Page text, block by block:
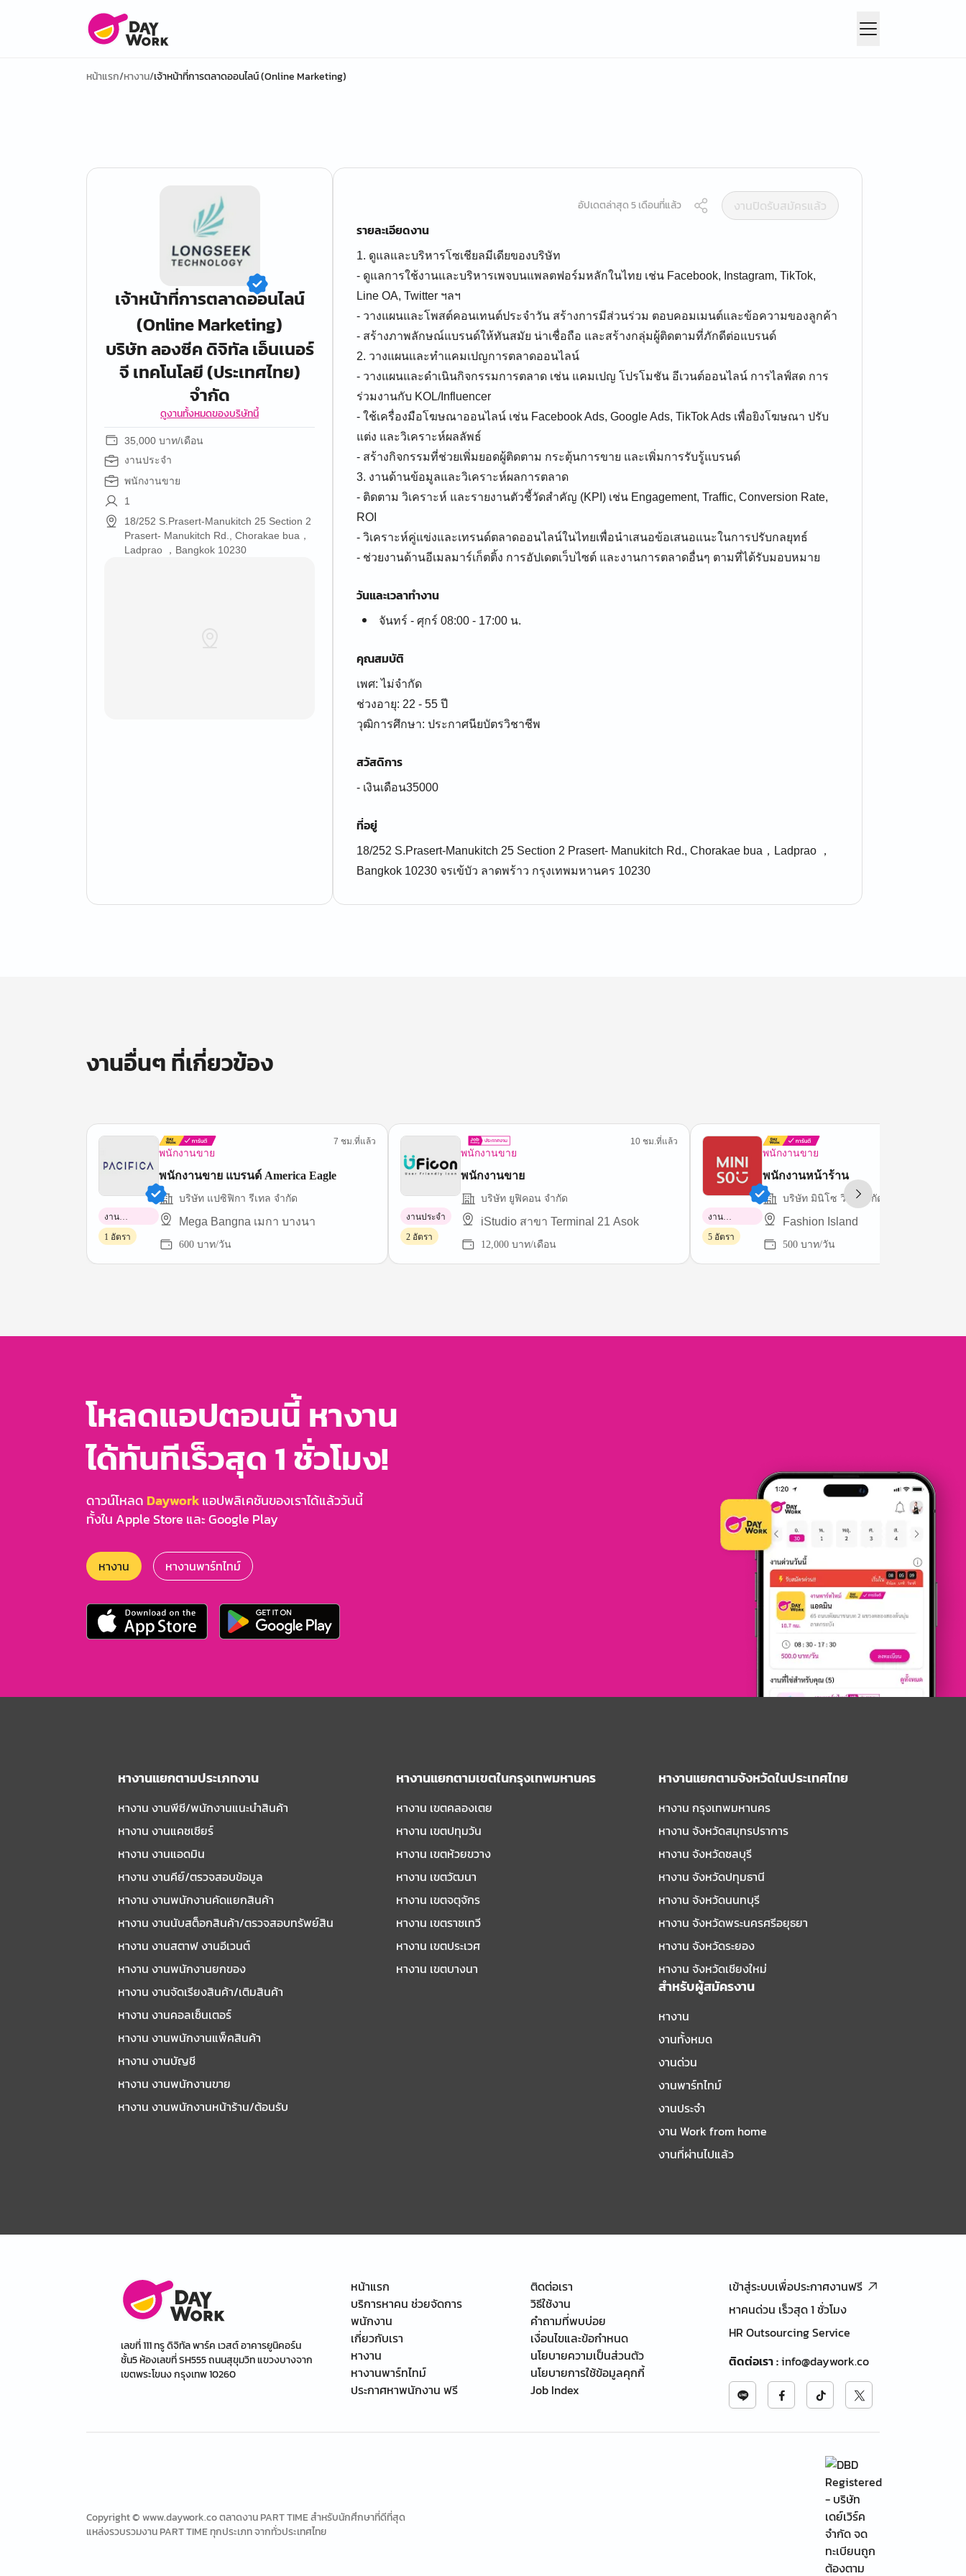
หน้าแรก/หางาน/เจ้าหน้าที่การตลาดออนไลน์ (Online Marketing)
เจ้าหน้าที่การตลาดออนไลน์
(Online Marketing)
บริษัท ลองซีค ดิจิทัล เอ็นเนอร์
จี เทคโนโลยี (ประเทศไทย)
จำกัด
ดูงานทั้งหมดของบริษัทนี้
35,000 บาท/เดือน
งานประจำ
พนักงานขาย
1
18/252 S.Prasert-Manukitch 25 Section 2
Prasert- Manukitch Rd., Chorakae bua，
Ladprao ，Bangkok 10230
อัปเดตล่าสุด 5 เดือนที่แล้ว
งานปิดรับสมัครแล้ว
รายละเอียดงาน
1. ดูแลและบริหารโซเชียลมีเดียของบริษัท
- ดูแลการใช้งานและบริหารเพจบนแพลตฟอร์มหลักในไทย เช่น Facebook, Instagram, TikTok,
Line OA, Twitter ฯลฯ
- วางแผนและโพสต์คอนเทนต์ประจำวัน สร้างการมีส่วนร่วม ตอบคอมเมนต์และข้อความของลูกค้า
- สร้างภาพลักษณ์แบรนด์ให้ทันสมัย น่าเชื่อถือ และสร้างกลุ่มผู้ติดตามที่ภักดีต่อแบรนด์
2. วางแผนและทำแคมเปญการตลาดออนไลน์
- วางแผนและดำเนินกิจกรรมการตลาด เช่น แคมเปญ โปรโมชัน อีเวนต์ออนไลน์ การไลฟ์สด การ
ร่วมงานกับ KOL/Influencer
- ใช้เครื่องมือโฆษณาออนไลน์ เช่น Facebook Ads, Google Ads, TikTok Ads เพื่อยิงโฆษณา ปรับ
แต่ง และวิเคราะห์ผลลัพธ์
- สร้างกิจกรรมที่ช่วยเพิ่มยอดผู้ติดตาม กระตุ้นการขาย และเพิ่มการรับรู้แบรนด์
3. งานด้านข้อมูลและวิเคราะห์ผลการตลาด
- ติดตาม วิเคราะห์ และรายงานตัวชี้วัดสำคัญ (KPI) เช่น Engagement, Traffic, Conversion Rate,
ROI
- วิเคราะห์คู่แข่งและเทรนด์ตลาดออนไลน์ในไทยเพื่อนำเสนอข้อเสนอแนะในการปรับกลยุทธ์
- ช่วยงานด้านอีเมลมาร์เก็ตติ้ง การอัปเดตเว็บไซต์ และงานการตลาดอื่นๆ ตามที่ได้รับมอบหมาย
วันและเวลาทำงาน
จันทร์ - ศุกร์ 08:00 - 17:00 น.
คุณสมบัติ
เพศ: ไม่จำกัด
ช่วงอายุ: 22 - 55 ปี
สวัสดิการ
- เงินเดือน35000
ที่อยู่
18/252 S.Prasert-Manukitch 25 Section 2 Prasert- Manukitch Rd., Chorakae bua，Ladprao ，
Bangkok 10230 จรเข้บัว ลาดพร้าว กรุงเทพมหานคร 10230
งานอื่นๆ ที่เกี่ยวข้อง
พนักงานขาย
7 ชม.ที่แล้ว
พนักงานขาย แบรนด์ America Eagle
บริษัท แปซิฟิกา รีเทล จำกัด
Mega Bangna เมกา บางนา
600 บาท/วัน
งาน
พาร์ทไทม์
1 อัตรา
พนักงานขาย
10 ชม.ที่แล้ว
พนักงานขาย
บริษัท ยูฟิคอน จำกัด
iStudio สาขา Terminal 21 Asok
12,000 บาท/เดือน
งานประจำ
2 อัตรา
พนักงานขาย
พนักงานหน้าร้าน
บริษัท มินิโซ วิงกี้ จำกัด
Fashion Island
500 บาท/วัน
งาน
พาร์ทไทม์
5 อัตรา
โหลดแอปตอนนี้ หางาน
ได้ทันทีเร็วสุด 1 ชั่วโมง!
ดาวน์โหลด Dayworkแอปพลิเคชันของเราได้แล้ววันนี้
ทั้งใน Apple Store และ Google Play
หางาน หางานพาร์ทไทม์
หางานแยกตามประเภทงาน
หางาน งานพีซี/พนักงานแนะนําสินค้า
หางาน งานแคชเชียร์
หางาน งานแอดมิน
หางาน งานคีย์/ตรวจสอบข้อมูล
หางาน งานพนักงานคัดแยกสินค้า
หางาน งานนับสต็อกสินค้า/ตรวจสอบทรัพย์สิน
หางาน งานสตาฟ งานอีเวนต์
หางาน งานพนักงานยกของ
หางาน งานจัดเรียงสินค้า/เติมสินค้า
หางาน งานคอลเซ็นเตอร์
หางาน งานพนักงานแพ็คสินค้า
หางาน งานบัญชี
หางาน งานพนักงานขาย
หางาน งานพนักงานหน้าร้าน/ต้อนรับ
หางานแยกตามเขตในกรุงเทพมหานคร
หางาน เขตคลองเตย
หางาน เขตปทุมวัน
หางาน เขตห้วยขวาง
หางาน เขตวัฒนา
หางาน เขตจตุจักร
หางาน เขตราชเทวี
หางาน เขตประเวศ
หางาน เขตบางนา
หางานแยกตามจังหวัดในประเทศไทย
หางาน กรุงเทพมหานคร
หางาน จังหวัดสมุทรปราการ
หางาน จังหวัดชลบุรี
หางาน จังหวัดปทุมธานี
หางาน จังหวัดนนทบุรี
หางาน จังหวัดพระนครศรีอยุธยา
หางาน จังหวัดระยอง
หางาน จังหวัดเชียงใหม่
สำหรับผู้สมัครงาน
หางาน
งานทั้งหมด
งานด่วน
งานพาร์ทไทม์
งานประจำ
งาน Work from home
งานที่ผ่านไปแล้ว
เลขที่ 111 ทรู ดิจิทัล พาร์ค เวสต์ อาคารยูนิคอร์น
ชั้น5 ห้องเลขที่ SH555 ถนนสุขุมวิท แขวงบางจาก
เขตพระโขนง กรุงเทพ 10260
หน้าแรก
บริการหาคน ช่วยจัดการ
พนักงาน
เกี่ยวกับเรา
หางาน
หางานพาร์ทไทม์
ประกาศหาพนักงาน ฟรี
ติดต่อเรา
วิธีใช้งาน
คำถามที่พบบ่อย
เงื่อนไขและข้อกำหนด
นโยบายความเป็นส่วนตัว
นโยบายการใช้ข้อมูลคุกกี้
Job Index
เข้าสู่ระบบเพื่อประกาศงานฟรี
หาคนด่วน เร็วสุด 1 ชั่วโมง
HR Outsourcing Service
ติดต่อเรา:info@daywork.co
Copyright © www.daywork.co ตลาดงาน PART TIME สำหรับนักศึกษาที่ดีที่สุด
แหล่งรวบรวมงาน PART TIME ทุกประเภท จากทั่วประเทศไทย